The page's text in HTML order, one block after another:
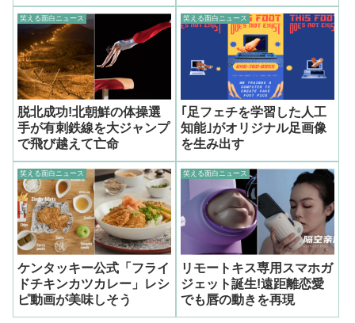
笑える面白ニュース
脱北成功!北朝鮮の体操選
手が有刺鉄線を大ジャンプ
で飛び越えて亡命
笑える面白ニュース
｢足フェチを学習した人工
知能｣がオリジナル足画像
を生み出す
笑える面白ニュース
ケンタッキー公式「フライ
ドチキンカツカレー」レシ
ピ動画が美味しそう
笑える面白ニュース
リモートキス専用スマホガ
ジェット誕生!遠距離恋愛
でも唇の動きを再現